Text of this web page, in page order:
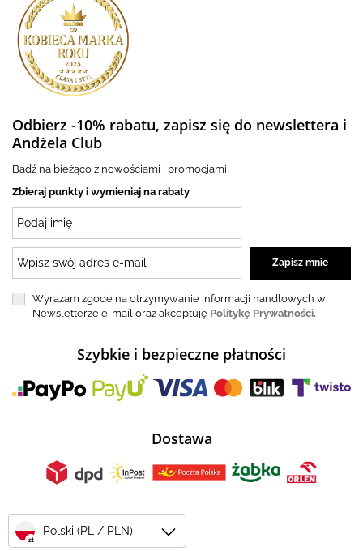
Odbierz -10% rabatu, zapisz się do newslettera i
Andżela Club
Badź na bieżąco z nowościami i promocjami
Zbieraj punkty i wymieniaj na rabaty
Wyrażam zgode na otrzymywanie informacji handlowych w
Newsletterze e-mail oraz akceptuję Politykę Prywatności.
Szybkie i bezpieczne płatności
Dostawa
zł
Polski (PL / PLN)